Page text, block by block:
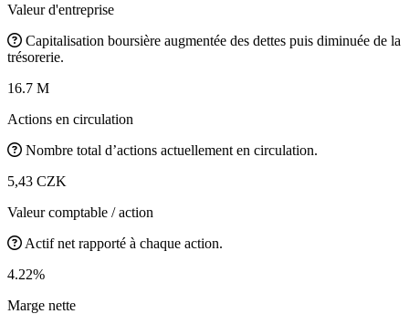
Valeur d'entreprise
Capitalisation boursière augmentée des dettes puis diminuée de la
trésorerie.
16.7 M
Actions en circulation
Nombre total d’actions actuellement en circulation.
5,43 CZK
Valeur comptable / action
Actif net rapporté à chaque action.
4.22%
Marge nette